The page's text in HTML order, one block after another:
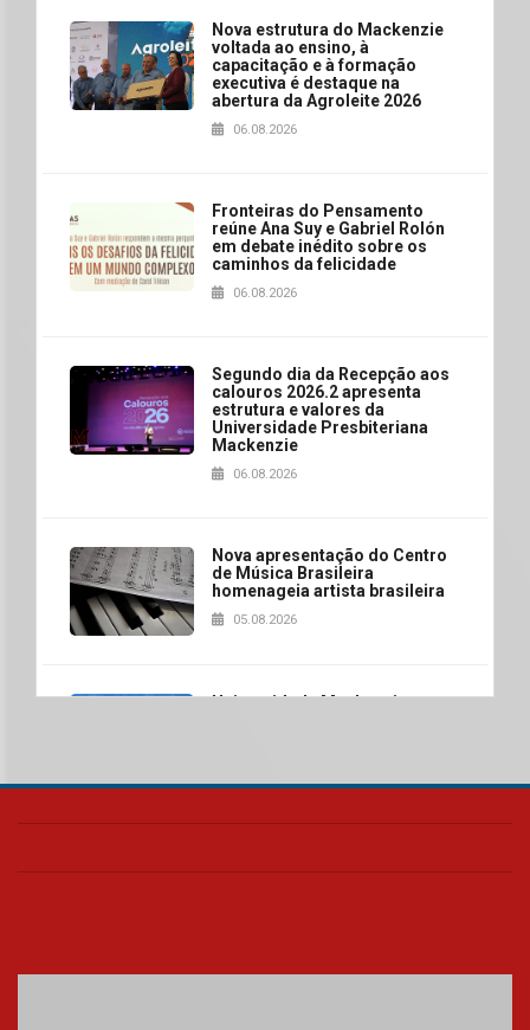
Nova estrutura do Mackenzie
voltada ao ensino, à
capacitação e à formação
executiva é destaque na
abertura da Agroleite 2026
06.08.2026
Fronteiras do Pensamento
reúne Ana Suy e Gabriel Rolón
em debate inédito sobre os
caminhos da felicidade
06.08.2026
Segundo dia da Recepção aos
calouros 2026.2 apresenta
estrutura e valores da
Universidade Presbiteriana
Mackenzie
06.08.2026
Nova apresentação do Centro
de Música Brasileira
homenageia artista brasileira
05.08.2026
Universidade Mackenzie
das novas tecnologias em